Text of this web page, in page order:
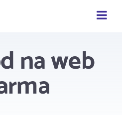
na web